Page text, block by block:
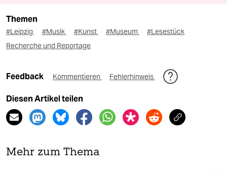
Themen
#Leipzig #Musik #Kunst #Museum
#Lesestück
Recherche und Reportage
Feedback Kommentieren Fehlerhinweis
Diesen Artikel teilen
Mehr zum Thema